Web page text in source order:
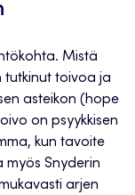
Mistä
tutkinut toivoa ja
asteikon (hope
on psyykkisen
kun tavoite
myös Snyderin
arjen